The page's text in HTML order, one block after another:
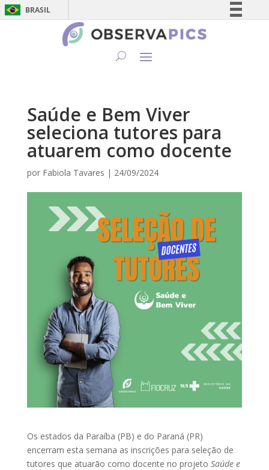
BRASIL
Simplifique!
Canais
Saúde e Bem Viver
seleciona tutores para
atuarem como docente
por Fabiola Tavares | 24/09/2024
Os estados da Paraíba (PB) e do Paraná (PR)
encerram esta semana as inscrições para seleção de
tutores que atuarão como docente no projeto Saúde e